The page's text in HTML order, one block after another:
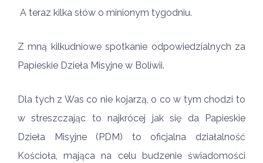
A teraz kilka słów o minionym tygodniu.
Z mną kilkudniowe spotkanie odpowiedzialnych za
Papieskie Dzieła Misyjne w Boliwii.
Dla tych z Was co nie kojarzą, o co w tym chodzi to
w streszczając to najkrócej jak się da Papieskie
Dzieła Misyjne (PDM) to oficjalna działalność
Kościoła, mająca na celu budzenie świadomości